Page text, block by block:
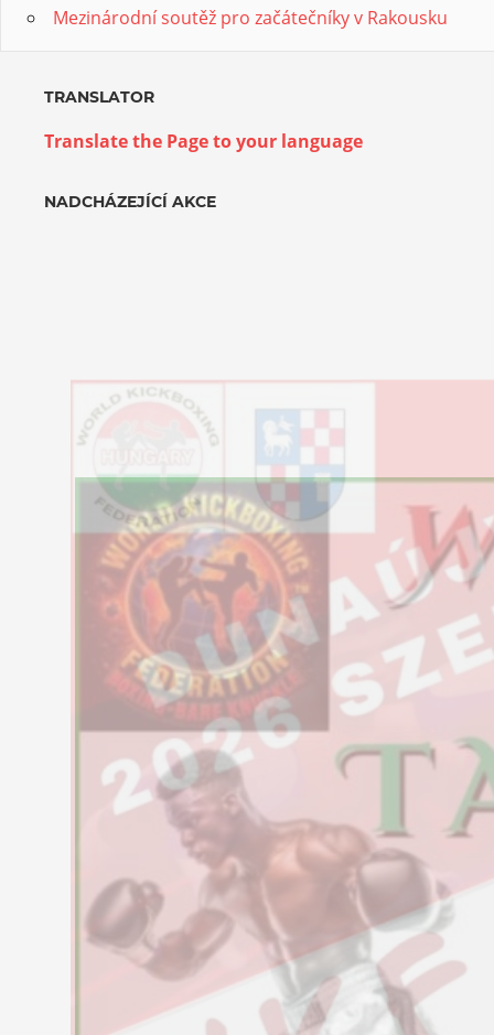
Mezinárodní soutěž pro začátečníky v Rakousku
TRANSLATOR
Translate the Page to your language
NADCHÁZEJÍCÍ AKCE